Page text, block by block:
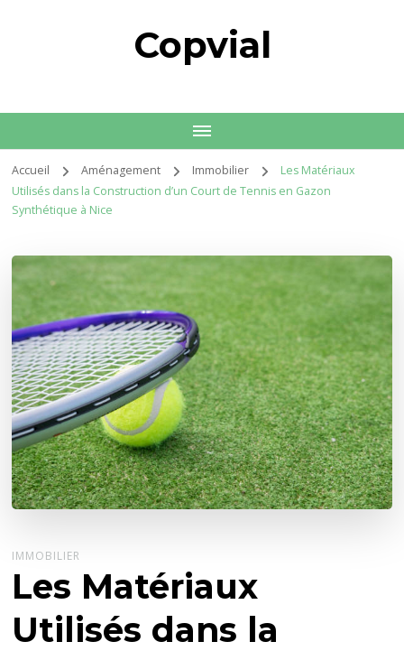
Copvial
Accueil Aménagement Immobilier
Les Matériaux
Utilisés dans la Construction d’un Court de Tennis en Gazon
Synthétique à Nice
IMMOBILIER
Les Matériaux
Utilisés dans la